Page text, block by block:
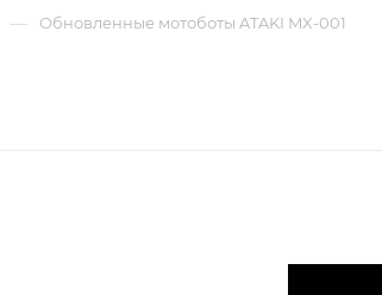
— Обновленные мотоботы ATAKI MX-001